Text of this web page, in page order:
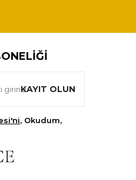
KAYIT OLUN
, Okudum,